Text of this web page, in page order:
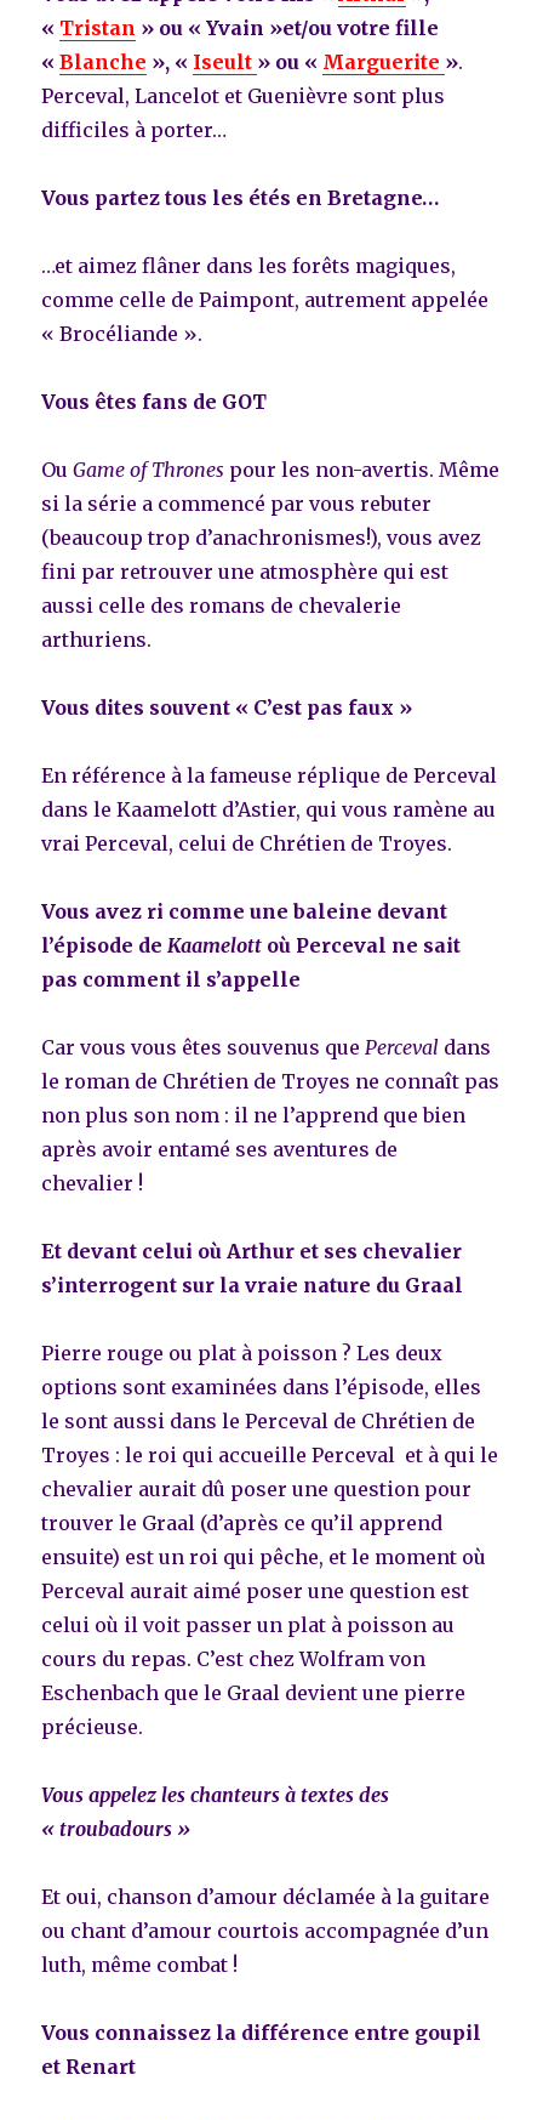
« Tristan » ou « Yvain »et/ou votre fille
«Blanche », « Iseult » ou « Marguerite ».
Perceval, Lancelot et Guenièvre sont plus
difficiles à porter…
Vous partez tous les étés en Bretagne…
…et aimez flâner dans les forêts magiques,
comme celle de Paimpont, autrement appelée
« Brocéliande ».
Vous êtes fans de GOT
OuGame of Thrones pour les non-avertis. Même
si la série a commencé par vous rebuter
(beaucoup trop d’anachronismes!), vous avez
fini par retrouver une atmosphère qui est
aussi celle des romans de chevalerie
arthuriens.
Vous dites souvent « C’est pas faux »
En référence à la fameuse réplique de Perceval
dans le Kaamelott d’Astier, qui vous ramène au
vrai Perceval, celui de Chrétien de Troyes.
Vous avez ri comme une baleine devant
l’épisode de Kaamelott où Perceval ne sait
pas comment il s’appelle
Car vous vous êtes souvenus que Perceval dans
le roman de Chrétien de Troyes ne connaît pas
non plus son nom : il ne l’apprend que bien
après avoir entamé ses aventures de
chevalier !
Et devant celui où Arthur et ses chevalier
s’interrogent sur la vraie nature du Graal
Pierre rouge ou plat à poisson ? Les deux
options sont examinées dans l’épisode, elles
le sont aussi dans le Perceval de Chrétien de
Troyes : le roi qui accueille Perceval et à qui le
chevalier aurait dû poser une question pour
trouver le Graal (d’après ce qu’il apprend
ensuite) est un roi qui pêche, et le moment où
Perceval aurait aimé poser une question est
celui où il voit passer un plat à poisson au
cours du repas. C’est chez Wolfram von
Eschenbach que le Graal devient une pierre
précieuse.
Vous appelez les chanteurs à textes des
« troubadours »
Et oui, chanson d’amour déclamée à la guitare
ou chant d’amour courtois accompagnée d’un
luth, même combat !
Vous connaissez la différence entre goupil
et Renart